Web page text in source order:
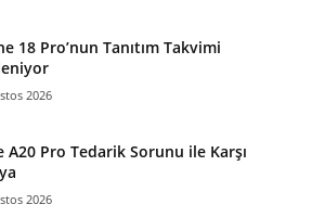
18 Pro’nun Tanıtım Takvimi
2026
A20 Pro Tedarik Sorunu ile Karşı
2026